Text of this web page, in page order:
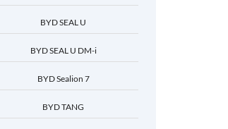
BYD SEAL U
BYD SEAL U DM-i
BYD Sealion 7
BYD TANG